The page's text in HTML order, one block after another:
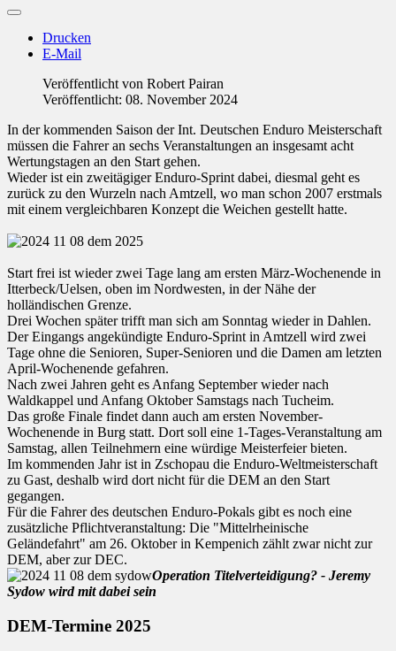
Drucken
E-Mail
Veröffentlicht von Robert Pairan
Veröffentlicht: 08. November 2024
In der kommenden Saison der Int. Deutschen Enduro Meisterschaft
müssen die Fahrer an sechs Veranstaltungen an insgesamt acht
Wertungstagen an den Start gehen.
Wieder ist ein zweitägiger Enduro-Sprint dabei, diesmal geht es
zurück zu den Wurzeln nach Amtzell, wo man schon 2007 erstmals
mit einem vergleichbaren Konzept die Weichen gestellt hatte.
Start frei ist wieder zwei Tage lang am ersten März-Wochenende in
Itterbeck/Uelsen, oben im Nordwesten, in der Nähe der
holländischen Grenze.
Drei Wochen später trifft man sich am Sonntag wieder in Dahlen.
Der Eingangs angekündigte Enduro-Sprint in Amtzell wird zwei
Tage ohne die Senioren, Super-Senioren und die Damen am letzten
April-Wochenende gefahren.
Nach zwei Jahren geht es Anfang September wieder nach
Waldkappel und Anfang Oktober Samstags nach Tucheim.
Das große Finale findet dann auch am ersten November-
Wochenende in Burg statt. Dort soll eine 1-Tages-Veranstaltung am
Samstag, allen Teilnehmern eine würdige Meisterfeier bieten.
Im kommenden Jahr ist in Zschopau die Enduro-Weltmeisterschaft
zu Gast, deshalb wird dort nicht für die DEM an den Start
gegangen.
Für die Fahrer des deutschen Enduro-Pokals gibt es noch eine
zusätzliche Pflichtveranstaltung: Die "Mittelrheinische
Geländefahrt" am 26. Oktober in Kempenich zählt zwar nicht zur
DEM, aber zur DEC.
Operation Titelverteidigung? - Jeremy
Sydow wird mit dabei sein
DEM-Termine 2025